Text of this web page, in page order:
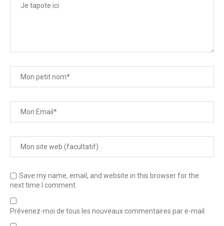
Save my name, email, and website in this browser for the
next time I comment.
Prévenez-moi de tous les nouveaux commentaires par e-mail.